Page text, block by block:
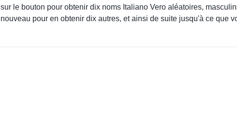
sur le bouton pour obtenir dix noms Italiano Vero aléatoires,
nouveau pour en obtenir dix autres, et ainsi de suite jusqu'à ce que